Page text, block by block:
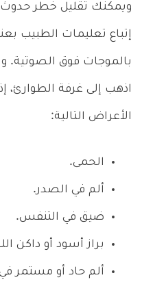
ويمكنك تقليل خطر
إتباع تعليمات الطبيب
بالموجات فوق الصوتية.
اذهب إلى غرفة الطوارئ،
الأعراض التالية:
الحمى.
ألم في الصدر.
ضيق في التنفس.
براز أسود أو داكن
ألم حاد أو مستمر